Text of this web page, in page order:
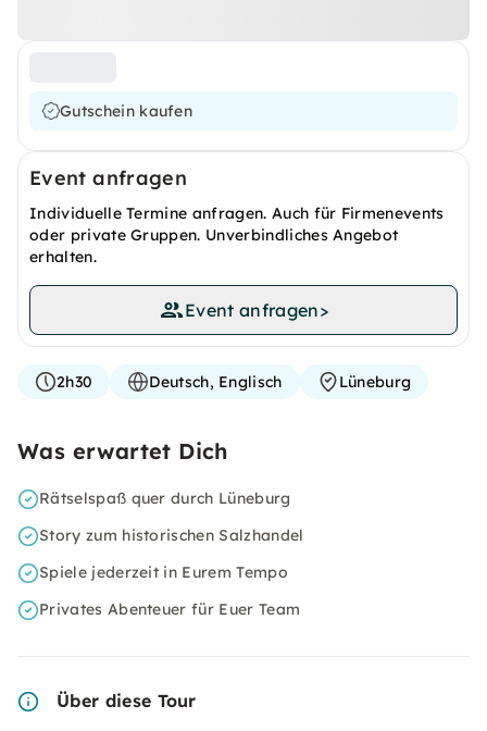
Gutschein kaufen
Event anfragen
Individuelle Termine anfragen. Auch für Firmenevents
oder private Gruppen. Unverbindliches Angebot
erhalten.
Event anfragen>
2h30 Deutsch, Englisch Lüneburg
Was erwartet Dich
Rätselspaß quer durch Lüneburg
Story zum historischen Salzhandel
Spiele jederzeit in Eurem Tempo
Privates Abenteuer für Euer Team
Über diese Tour